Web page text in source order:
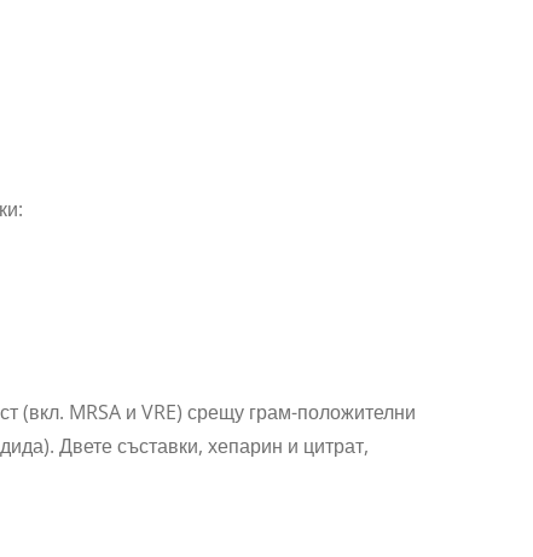
(вкл. MRSA и VRE) срещу грам-положителни
Двете съставки, хепарин и цитрат,